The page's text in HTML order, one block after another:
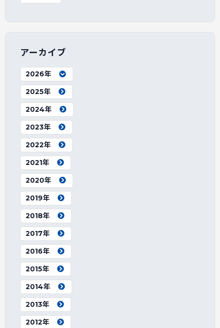
アーカイブ
2026年
2025年
2024年
2023年
2022年
2021年
2020年
2019年
2018年
2017年
2016年
2015年
2014年
2013年
2012年